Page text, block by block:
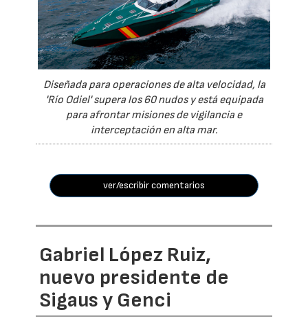
Diseñada para operaciones de alta velocidad, la
'Río Odiel' supera los 60 nudos y está equipada
para afrontar misiones de vigilancia e
interceptación en alta mar.
ver/escribir comentarios
Gabriel López Ruiz,
nuevo presidente de
Sigaus y Genci